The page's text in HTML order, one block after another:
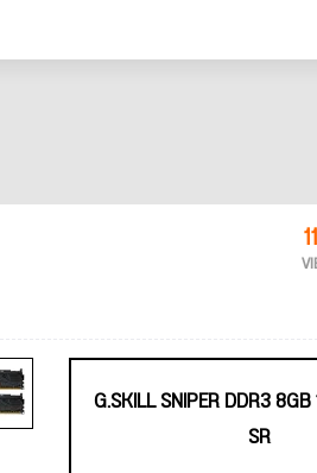
G.SKILL SNIPER DDR3
SR